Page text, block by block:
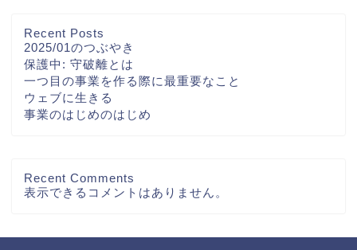
Recent Posts
2025/01のつぶやき
保護中: 守破離とは
一つ目の事業を作る際に最重要なこと
ウェブに生きる
事業のはじめのはじめ
Recent Comments
表示できるコメントはありません。